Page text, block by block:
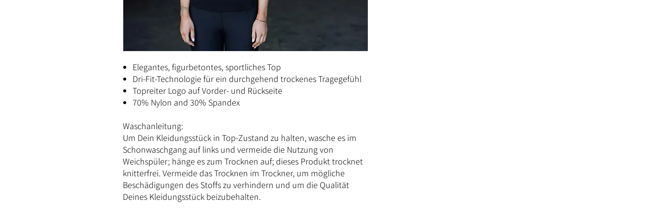
Elegantes, figurbetontes, sportliches Top
Dri-Fit-Technologie für ein durchgehend trockenes Tragegefühl
Topreiter Logo auf Vorder- und Rückseite
70% Nylon and 30% Spandex
Waschanleitung:
Um Dein Kleidungsstück in Top-Zustand zu halten, wasche es im
Schonwaschgang auf links und vermeide die Nutzung von
Weichspüler; hänge es zum Trocknen auf; dieses Produkt trocknet
knitterfrei. Vermeide das Trocknen im Trockner, um mögliche
Beschädigungen des Stoffs zu verhindern und um die Qualität
Deines Kleidungsstück beizubehalten.